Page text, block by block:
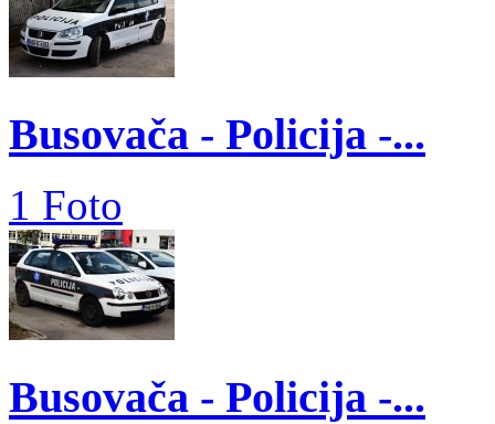
Busovača - Policija -...
1 Foto
Busovača - Policija -...